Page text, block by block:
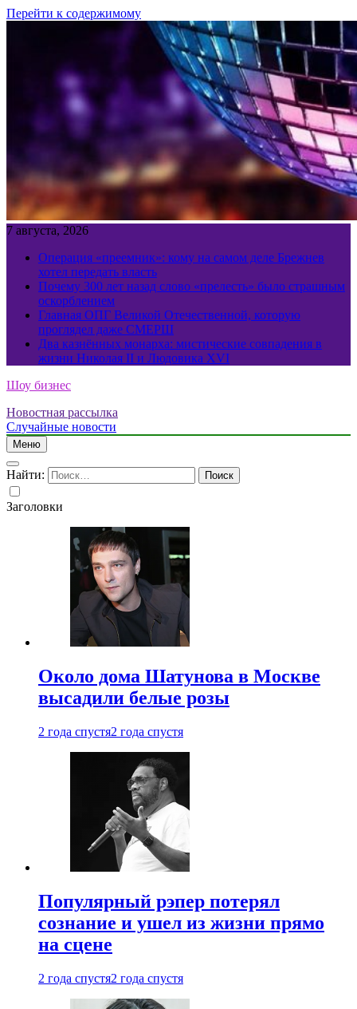
Перейти к содержимому
7 августа, 2026
Операция «преемник»: кому на самом деле Брежнев
хотел передать власть
Почему 300 лет назад слово «прелесть» было страшным
оскорблением
Главная ОПГ Великой Отечественной, которую
проглядел даже СМЕРШ
Два казнённых монарха: мистические совпадения в
жизни Николая II и Людовика XVI
Шоу бизнес
Новостная рассылка
Случайные новости
Меню
Найти:
Заголовки
Около дома Шатунова в Москве
высадили белые розы
2 года спустя2 года спустя
Популярный рэпер потерял
сознание и ушел из жизни прямо
на сцене
2 года спустя2 года спустя